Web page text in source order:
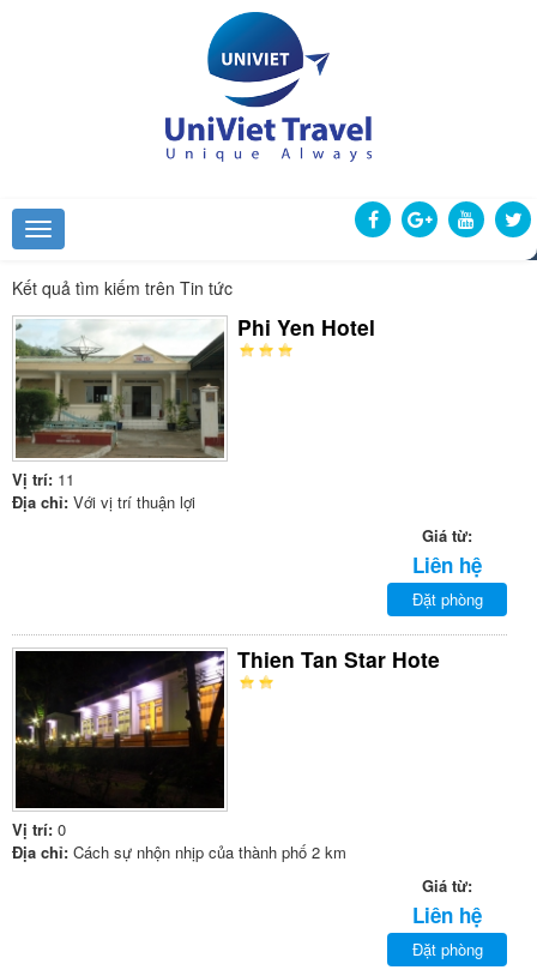
Kết quả tìm kiếm trên Tin tức
Phi Yen Hotel
Vị trí: 11
Địa chỉ: Với vị trí thuận lợi
Giá từ:
Liên hệ
Đặt phòng
Thien Tan Star Hote
Vị trí: 0
Địa chỉ: Cách sự nhộn nhịp của thành phố 2 km
Giá từ:
Liên hệ
Đặt phòng